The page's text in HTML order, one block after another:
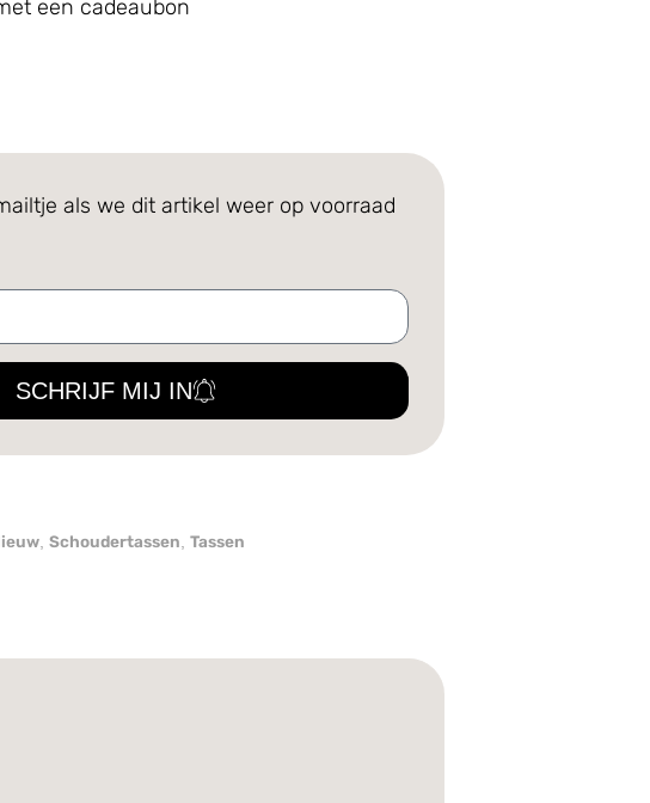
een cadeaubon
als we dit artikel weer op voorraad
SCHRIJF MIJ IN
Schoudertassen Tassen